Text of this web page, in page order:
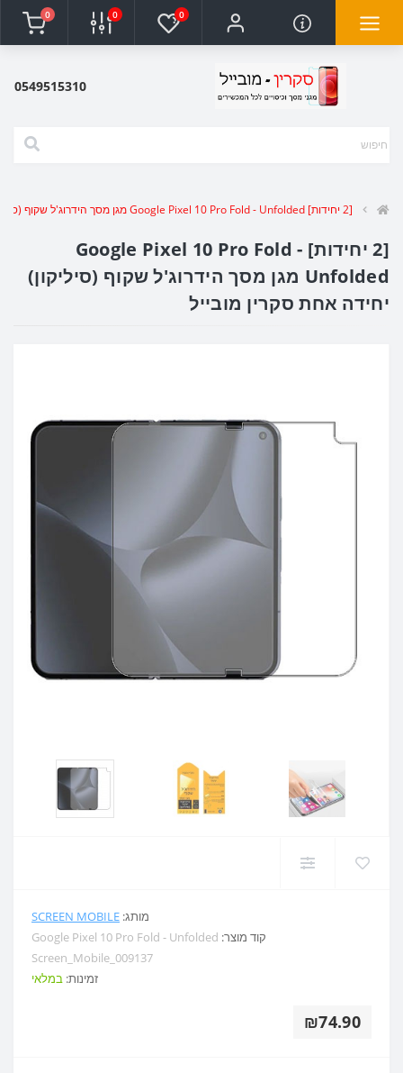
0
0
0
0549515310
[2 יחידות] Google Pixel 10 Pro Fold - Unfolded מגן מסך הידרוג'ל שקוף (סיליקון) יחידה אחת סקרין מובייל
[2 יחידות] Google Pixel 10 Pro Fold -
Unfolded מגן מסך הידרוג'ל שקוף (סיליקון)
יחידה אחת סקרין מובייל
מותג: SCREEN MOBILE
קוד מוצר: Google Pixel 10 Pro Fold - Unfolded
Screen_Mobile_009137
זמינות: במלאי
₪74.90